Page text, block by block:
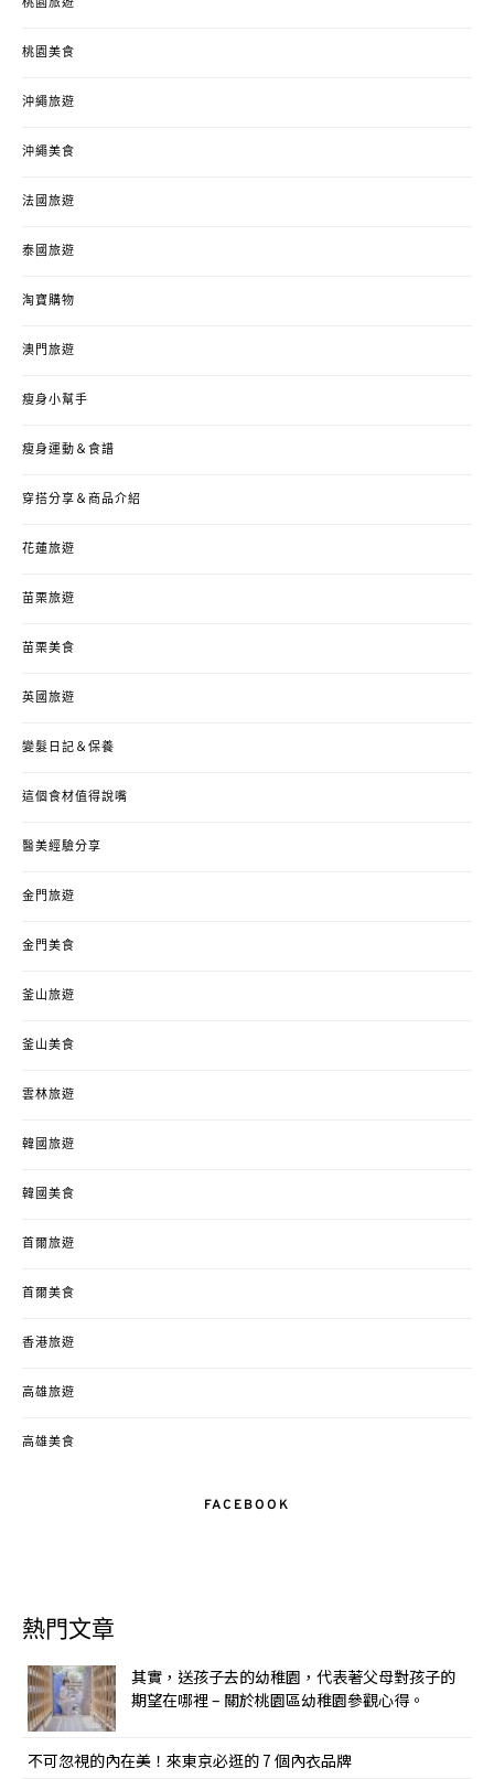
桃園旅遊
桃園美食
沖繩旅遊
沖繩美食
法國旅遊
泰國旅遊
淘寶購物
澳門旅遊
瘦身小幫手
瘦身運動＆食譜
穿搭分享＆商品介紹
花蓮旅遊
苗栗旅遊
苗栗美食
英國旅遊
變髮日記＆保養
這個食材值得說嘴
醫美經驗分享
金門旅遊
金門美食
釜山旅遊
釜山美食
雲林旅遊
韓國旅遊
韓國美食
首爾旅遊
首爾美食
香港旅遊
高雄旅遊
高雄美食
FACEBOOK
熱門文章
其實，送孩子去的幼稚園，代表著父母對孩子的
期望在哪裡 – 關於桃園區幼稚園參觀心得。
不可忽視的內在美！來東京必逛的 7 個內衣品牌